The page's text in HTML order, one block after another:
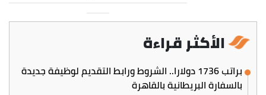
الأكثر قراءة
براتب 1736 دولارا.. الشروط ورابط التقديم لوظيفة جديدة
بالسفارة البريطانية بالقاهرة